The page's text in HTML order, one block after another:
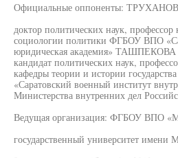
Официальные оппоненты: ТРУХАНОВ
доктор политических наук,
социологии политики ФГБОУ ВПО
юридическая академия» ТАШПЕКОВА
кандидат политических наук,
кафедры теории и истории
«Саратовский военный институт
Министерства внутренних дел
Ведущая организация: ФГБОУ ВПО
государственный университет имени